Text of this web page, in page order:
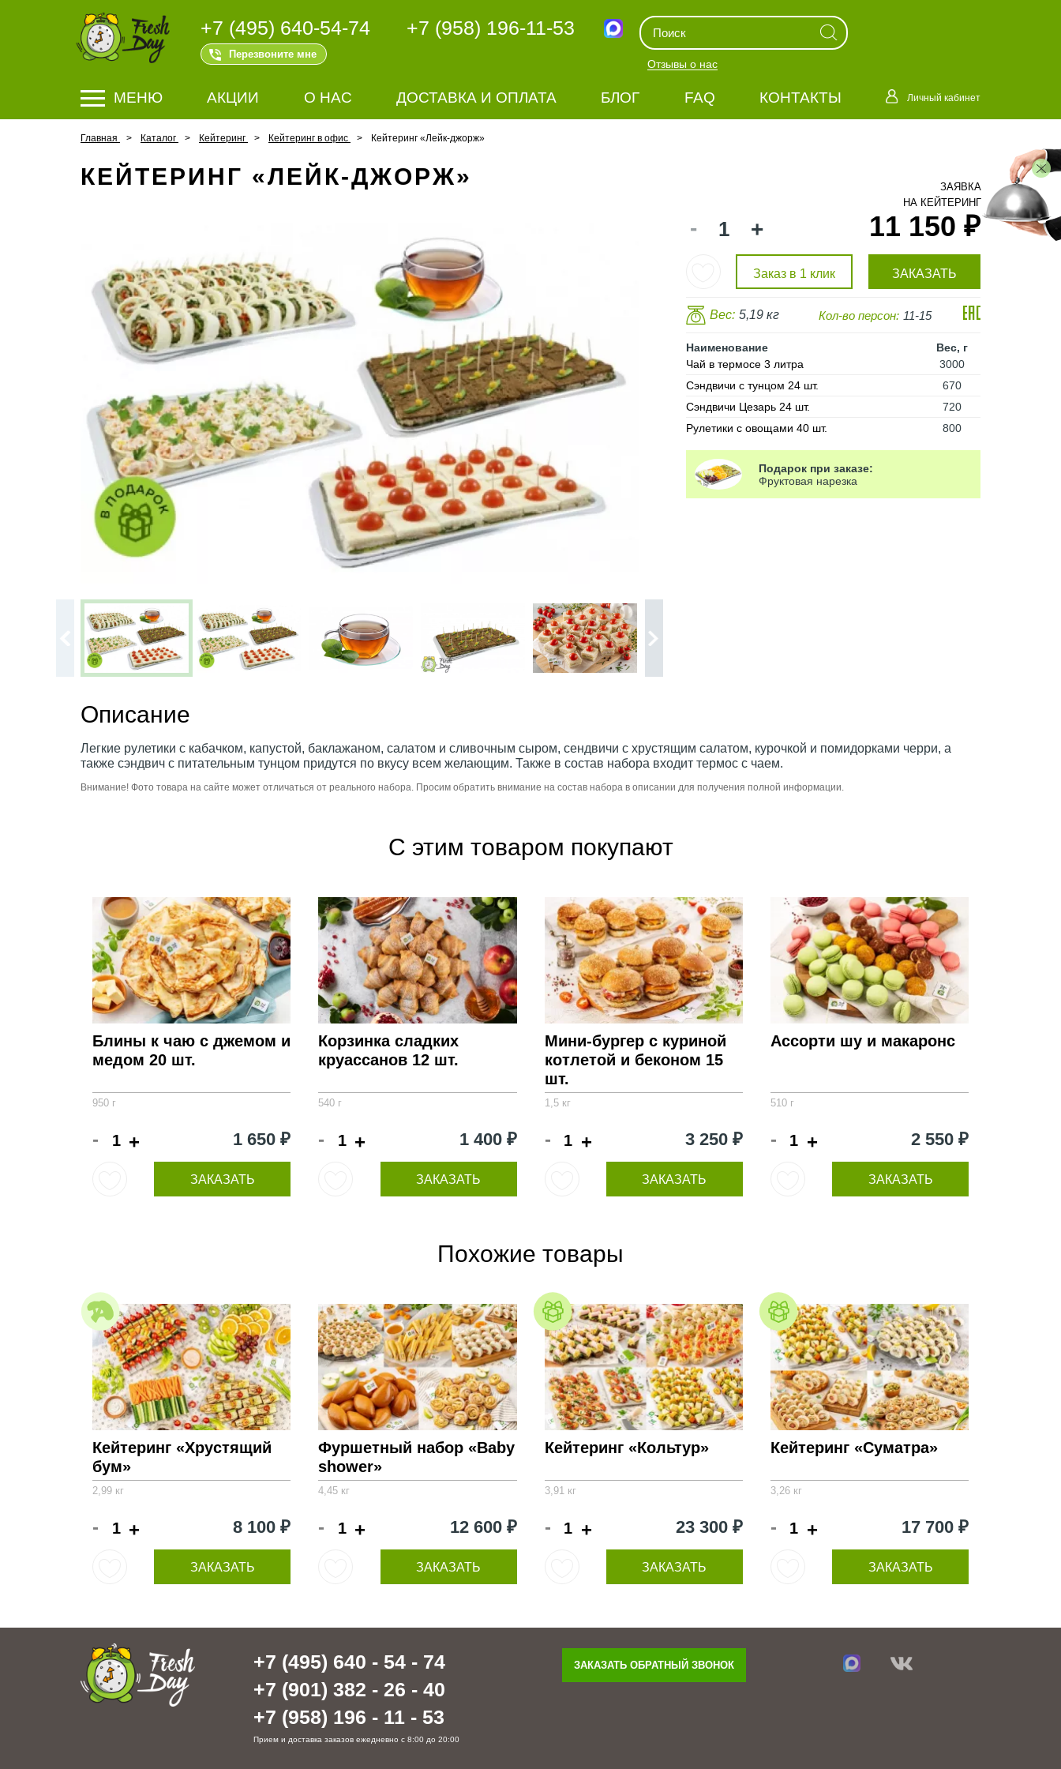
+7 (495) 640-54-74
Перезвоните мне
+7 (958) 196-11-53
Отзывы о нас
МЕНЮ АКЦИИ О НАС ДОСТАВКА И ОПЛАТА БЛОГ FAQ КОНТАКТЫ Личный кабинет
Главная Каталог Кейтеринг Кейтеринг в офис Кейтеринг «Лейк-джорж»
КЕЙТЕРИНГ «ЛЕЙК-ДЖОРЖ»
- + 11 150 ₽
Заказ в 1 клик ЗАКАЗАТЬ
Вес: 5,19 кг Кол-во персон: 11-15
Наименование
Вес, г
Чай в термосе 3 литра
3000
Сэндвичи с тунцом 24 шт.
670
Сэндвичи Цезарь 24 шт.
720
Рулетики с овощами 40 шт.
800
Подарок при заказе:
Фруктовая нарезка
Описание
Легкие рулетики с кабачком, капустой, баклажаном, салатом и сливочным сыром, сендвичи с хрустящим салатом, курочкой и помидорками черри, а
также сэндвич с питательным тунцом придутся по вкусу всем желающим. Также в состав набора входит термос с чаем.
Внимание! Фото товара на сайте может отличаться от реального набора. Просим обратить внимание на состав набора в описании для получения полной информации.
С этим товаром покупают
Блины к чаю с джемом и
медом 20 шт.
950 г
- + 1 650 ₽
ЗАКАЗАТЬ
Корзинка сладких
круассанов 12 шт.
540 г
- + 1 400 ₽
ЗАКАЗАТЬ
Мини-бургер с куриной
котлетой и беконом 15
шт.
1,5 кг
- + 3 250 ₽
ЗАКАЗАТЬ
Ассорти шу и макаронс
510 г
- + 2 550 ₽
ЗАКАЗАТЬ
Похожие товары
Кейтеринг «Хрустящий
бум»
2,99 кг
- + 8 100 ₽
ЗАКАЗАТЬ
Фуршетный набор «Baby
shower»
4,45 кг
- + 12 600 ₽
ЗАКАЗАТЬ
Кейтеринг «Кольтур»
3,91 кг
- + 23 300 ₽
ЗАКАЗАТЬ
Кейтеринг «Суматра»
3,26 кг
- + 17 700 ₽
ЗАКАЗАТЬ
+7 (495) 640 - 54 - 74
+7 (901) 382 - 26 - 40
+7 (958) 196 - 11 - 53
Прием и доставка заказов ежедневно с 8:00 до 20:00
ЗАКАЗАТЬ ОБРАТНЫЙ ЗВОНОК
ЗАЯВКА
НА КЕЙТЕРИНГ